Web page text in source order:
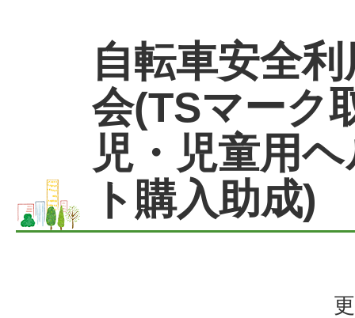
自転車安全
会(TSマーク
児・児童用
ト購入助成)